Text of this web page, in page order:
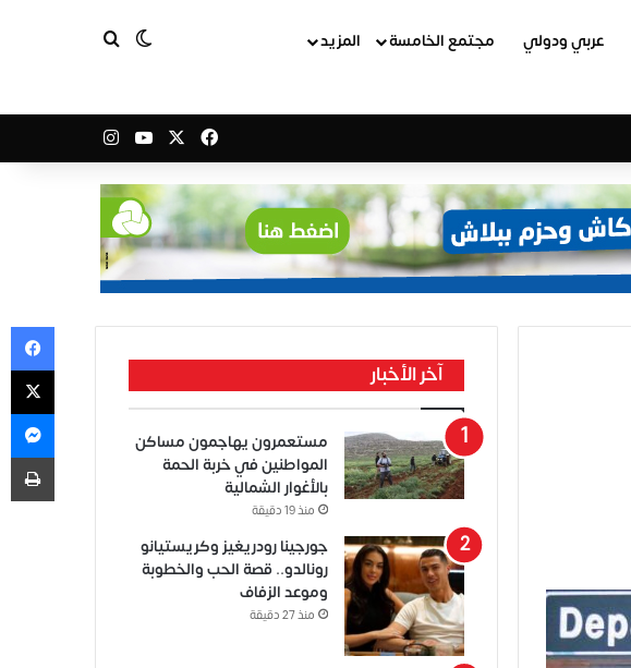
عربي ودولي مجتمع الخامسة المزيد الوضع المظلم
بحث عن
فيسبوك‫YouTube
انستقرام
آخر الأخبار
مستعمرون يهاجمون مساكن
المواطنين في خربة الحمة
بالأغوار الشمالية
منذ 19 دقيقة
جورجينا رودريغيز وكريستيانو
رونالدو.. قصة الحب والخطوبة
وموعد الزفاف
منذ 27 دقيقة
‫X